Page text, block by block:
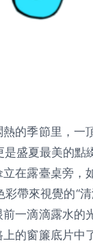
的季節里，一
盛夏最美的
在露臺桌旁，
帶來視覺的“
一滴滴露水的
的窗簾底片中